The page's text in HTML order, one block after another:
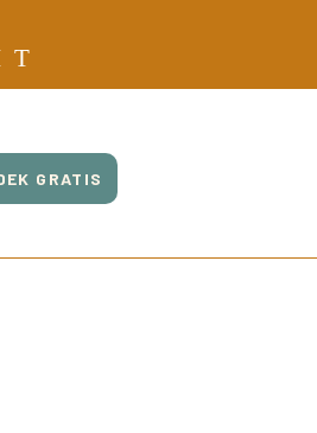
T
GRATIS